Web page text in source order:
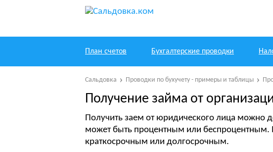
План счетов Бухгалтерские проводки
Сальдовка Проводки по бухучету - примеры и таблицы
Получение займа от
Получить заем от юридического лица можно
может быть процентным или беспроцентным.
краткосрочным или долгосрочным.